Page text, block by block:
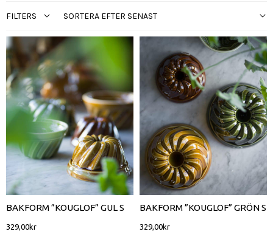
FILTERS
BAKFORM ”KOUGLOF” GUL S
329,00kr
BAKFORM ”KOUGLOF” GRÖN S
329,00kr